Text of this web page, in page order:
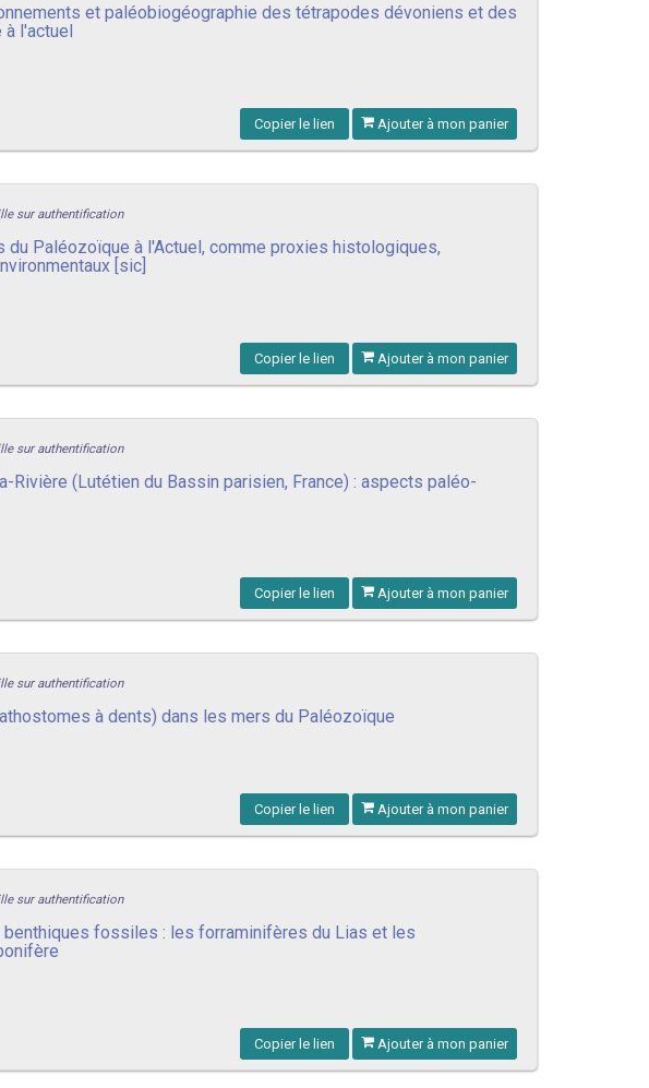
et paléobiogéographie des tétrapodes dévoniens et des
l'actuel
Copier le lien Ajouter à mon panier
sur authentification
Paléozoïque à l'Actuel, comme proxies histologiques,
[sic]
Copier le lien Ajouter à mon panier
sur authentification
Rivière (Lutétien du Bassin parisien, France) : aspects paléo-
Copier le lien Ajouter à mon panier
sur authentification
à dents) dans les mers du Paléozoïque
Copier le lien Ajouter à mon panier
sur authentification
benthiques fossiles : les forraminifères du Lias et les
Copier le lien Ajouter à mon panier